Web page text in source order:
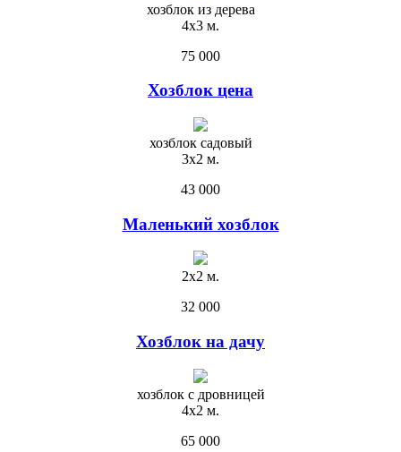
хозблок из дерева
4х3 м.
75 000
Хозблок цена
хозблок садовый
3х2 м.
43 000
Маленький хозблок
2х2 м.
32 000
Хозблок на дачу
хозблок с дровницей
4х2 м.
65 000